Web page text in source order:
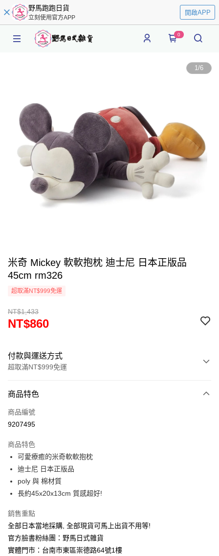
野馬跑跑日貨
立刻使用官方APP
開啟APP
0
1/6
米奇 Mickey 軟軟抱枕 迪士尼 日本正版品
45cm rm326
超取滿NT$999免運
NT$1,433
NT$860
付款與運送方式
超取滿NT$999免運
信用卡一次付款
信用卡分期付款
合作金庫商業銀行
華南商業銀行
上海商業儲蓄銀行
國泰世華商業銀行
臺灣中小企業銀行
聯邦商業銀行
元大商業銀行
永豐商業銀行
玉山商業銀行
台新國際商業銀行
台灣樂天信用卡公司
超商取貨付款
LINE Pay
Apple Pay
悠遊付
Google Pay
商品特色
商品編號
9207495
商品特色
可愛療癒的米奇軟軟抱枕
迪士尼 日本正版品
poly 與 棉材質
長約45x20x13cm 質感超好!
銷售重點
全部日本當地採購, 全部現貨可馬上出貨不用等!
官方臉書粉絲團：野馬日式雜貨
實體門市：台南市東區崇德路64號1樓